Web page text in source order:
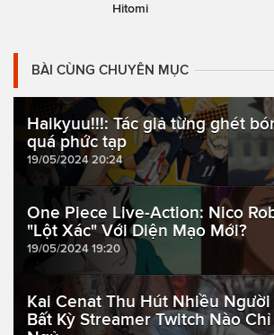
Hitomi
BÀI CÙNG CHUYÊN MỤC
Haikyuu!!!: Tác giả từng ghét
quá phức tạp
19/05/2024 20:24
One Piece Live-Action: Nico
"Lột Xác" Với Diện Mạo Mới?
19/05/2024 19:20
Kai Cenat Thu Hút Nhiều
Bất Kỳ Streamer Twitch Nào